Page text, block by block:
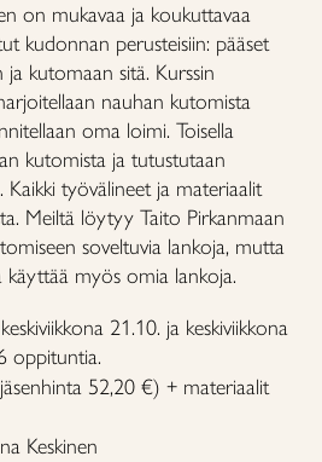
on mukavaa ja koukuttavaa
kudonnan perusteisiin: pääset
kutomaan sitä. Kurssin
nauhan kutomista
oma loimi. Toisella
kutomista ja tutustutaan
Kaikki työvälineet ja materiaalit
Meiltä löytyy Taito Pirkanmaan
soveltuvia lankoja, mutta
käyttää myös omia lankoja.
keskiviikkona 21.10. ja keskiviikkona
oppituntia.
52,20 €) + materiaalit
Keskinen